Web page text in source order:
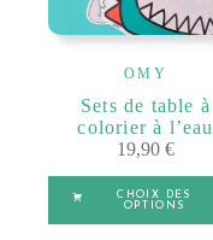
OMY
Sets de table à
colorier à l’eau
19,90€
CHOIX DES
OPTIONS
Ce
produit
a